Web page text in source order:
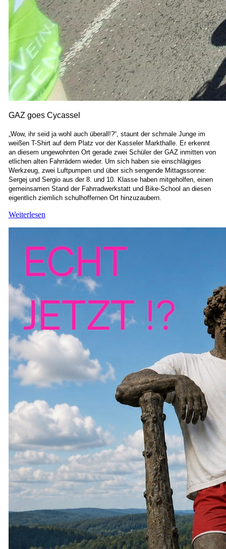
GAZ goes Cycassel
„Wow, ihr seid ja wohl auch überall!?“, staunt der schmale Junge im
weißen T-Shirt auf dem Platz vor der Kasseler Markthalle. Er erkennt
an diesem ungewohnten Ort gerade zwei Schüler der GAZ inmitten von
etlichen alten Fahrrädern wieder. Um sich haben sie einschlägiges
Werkzeug, zwei Luftpumpen und über sich sengende Mittagssonne:
Sergej und Sergio aus der 8. und 10. Klasse haben mitgeholfen, einen
gemeinsamen Stand der Fahrradwerkstatt und Bike-School an diesen
eigentlich ziemlich schulhoffernen Ort hinzuzaubern.
Weiterlesen